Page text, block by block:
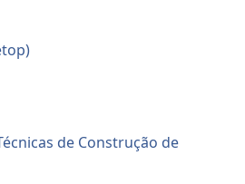
de Construção de